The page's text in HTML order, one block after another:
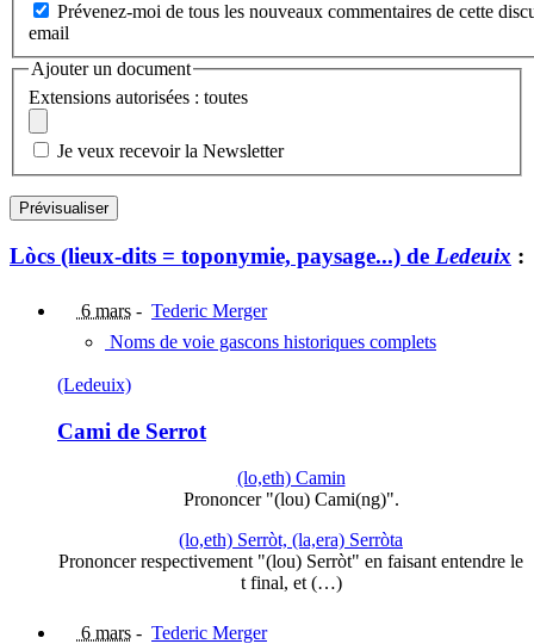
Prévenez-moi de tous les nouveaux commentaires de cette
email
Ajouter un document
Extensions autorisées : toutes
Je veux recevoir la Newsletter
Lòcs (lieux-dits = toponymie, paysage...) de Ledeuix :
6 mars - Tederic Merger
Noms de voie gascons historiques complets
(Ledeuix)
Cami de Serrot
(lo,eth) Camin
Prononcer "(lou) Cami(ng)".
(lo,eth) Serròt, (la,era) Serròta
Prononcer respectivement "(lou) Serròt" en faisant entendre le
t final, et (…)
6 mars - Tederic Merger